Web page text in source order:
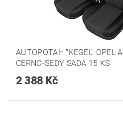
AUTOPOTAH "KEGEL" OPEL
CERNO-SEDY SADA 15 KS
2 388 Kč